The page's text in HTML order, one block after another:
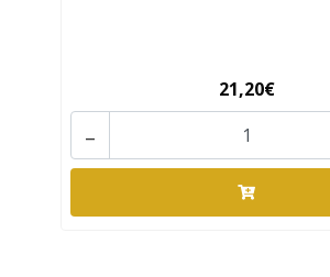
21,20€
-